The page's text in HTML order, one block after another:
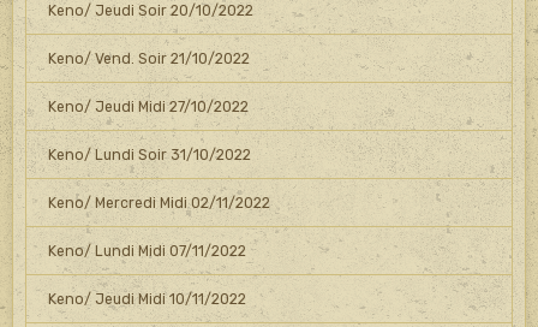
Keno/ Jeudi Soir 20/10/2022
Keno/ Vend. Soir 21/10/2022
Keno/ Jeudi Midi 27/10/2022
Keno/ Lundi Soir 31/10/2022
Keno/ Mercredi Midi 02/11/2022
Keno/ Lundi Midi 07/11/2022
Keno/ Jeudi Midi 10/11/2022